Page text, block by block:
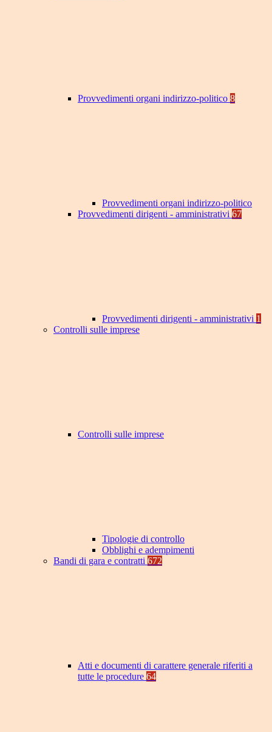
Provvedimenti organi indirizzo-politico 8
Provvedimenti organi indirizzo-politico
Provvedimenti dirigenti - amministrativi 67
Provvedimenti dirigenti - amministrativi 1
Controlli sulle imprese
Controlli sulle imprese
Tipologie di controllo
Obblighi e adempimenti
Bandi di gara e contratti 672
Atti e documenti di carattere generale riferiti a
tutte le procedure 64